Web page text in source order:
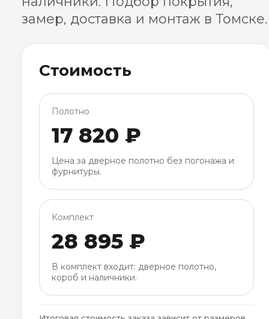
замер, доставка и монтаж в Томске.
Стоимость
Полотно
17 820 ₽
Цена за дверное полотно без погонажа и
фурнитуры.
Комплект
28 895 ₽
В комплект входит: дверное полотно,
короб и наличники.